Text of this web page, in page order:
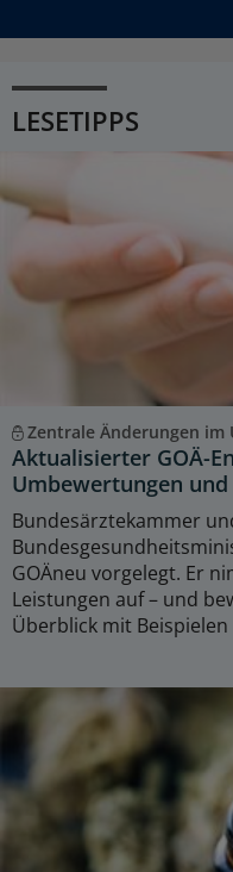
LESETIPPS
Zentrale Änderungen im
Aktualisierter GOÄ-
Umbewertungen
Bundesärztekammer
GOÄneu vorgelegt. Er
Leistungen auf – und
Überblick mit